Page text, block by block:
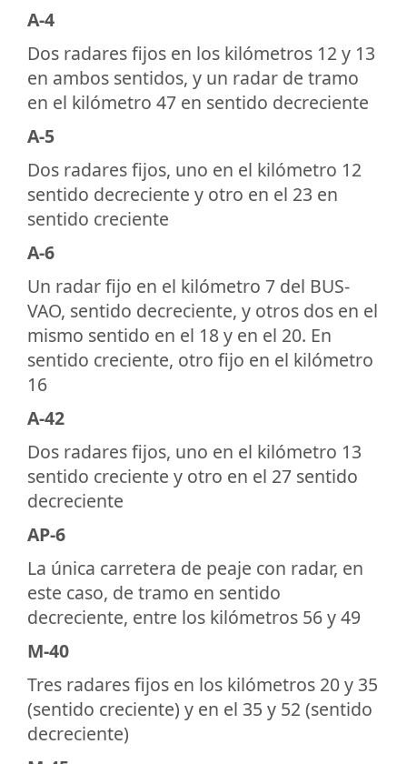
A-4
Dos radares fijos en los kilómetros 12 y 13
en ambos sentidos, y un radar de tramo
en el kilómetro 47 en sentido decreciente
A-5
Dos radares fijos, uno en el kilómetro 12
sentido decreciente y otro en el 23 en
sentido creciente
A-6
Un radar fijo en el kilómetro 7 del BUS-
VAO, sentido decreciente, y otros dos en el
mismo sentido en el 18 y en el 20. En
sentido creciente, otro fijo en el kilómetro
16
A-42
Dos radares fijos, uno en el kilómetro 13
sentido creciente y otro en el 27 sentido
decreciente
AP-6
La única carretera de peaje con radar, en
este caso, de tramo en sentido
decreciente, entre los kilómetros 56 y 49
M-40
Tres radares fijos en los kilómetros 20 y 35
(sentido creciente) y en el 35 y 52 (sentido
decreciente)